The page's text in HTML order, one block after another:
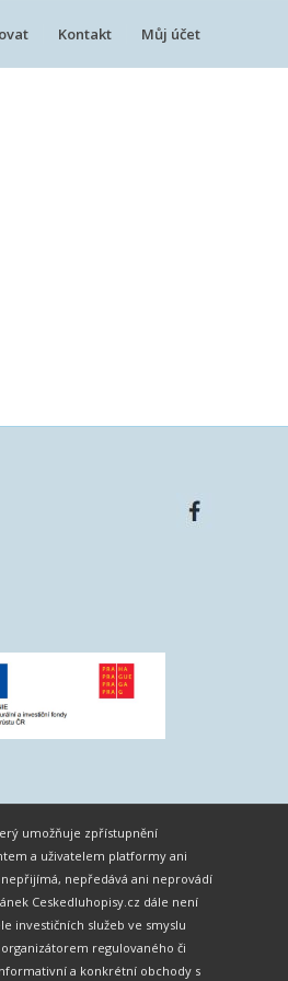
Kontakt Můj účet
umožňuje zpřístupnění
a uživatelem platformy ani
nepředává ani neprovádí
Ceskedluhopisy.cz dále není
investičních služeb ve smyslu
regulovaného či
a konkrétní obchody s